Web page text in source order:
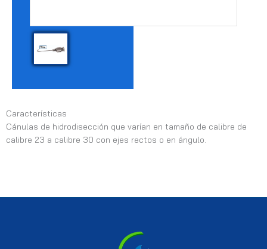
Características
Cánulas de hidrodisección que varían en tamaño de calibre de
calibre 23 a calibre 30 con ejes rectos o en ángulo.